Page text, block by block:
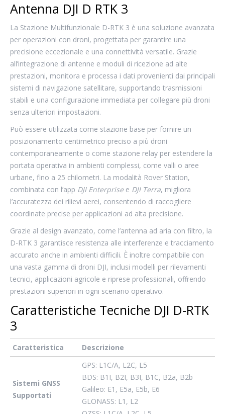
Antenna DJI D RTK 3
La Stazione Multifunzionale D-RTK 3 è una soluzione avanzata
per operazioni con droni, progettata per garantire una
precisione eccezionale e una connettività versatile. Grazie
all’integrazione di antenne e moduli di ricezione ad alte
prestazioni, monitora e processa i dati provenienti dai principali
sistemi di navigazione satellitare, supportando trasmissioni
stabili e una configurazione immediata per collegare più droni
senza ulteriori impostazioni.
Può essere utilizzata come stazione base per fornire un
posizionamento centimetrico preciso a più droni
contemporaneamente o come stazione relay per estendere la
portata operativa in ambienti complessi, come valli o aree
urbane, fino a 25 chilometri. La modalità Rover Station,
combinata con l’app DJI Enterprisee DJI Terra, migliora
l’accuratezza dei rilievi aerei, consentendo di raccogliere
coordinate precise per applicazioni ad alta precisione.
Grazie al design avanzato, come l’antenna ad aria con filtro, la
D-RTK 3 garantisce resistenza alle interferenze e tracciamento
accurato anche in ambienti difficili. È inoltre compatibile con
una vasta gamma di droni DJI, inclusi modelli per rilevamenti
tecnici, applicazioni agricole e riprese professionali, offrendo
prestazioni superiori in ogni scenario operativo.
Caratteristiche Tecniche DJI D-RTK
3
Caratteristica Descrizione
Sistemi GNSS
Supportati
GPS: L1C/A, L2C, L5
BDS: B1I, B2I, B3I, B1C, B2a, B2b
Galileo: E1, E5a, E5b, E6
GLONASS: L1, L2